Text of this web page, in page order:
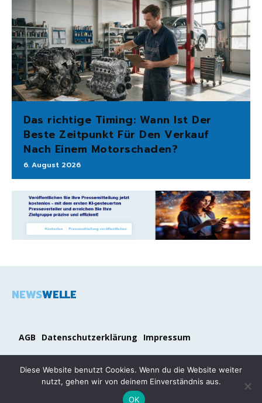
Das richtige Timing: Wann Ist Der
Beste Zeitpunkt Für Den Verkauf
Nach Einem Motorschaden?
6. August 2026
NEWSWELLE
AGB Datenschutzerklärung Impressum
2026 COPYRIGHT © NEWSWELLE.DE
Diese Website benutzt Cookies. Wenn du die Website weiter
nutzt, gehen wir von deinem Einverständnis aus.
OK